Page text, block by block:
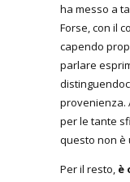
ha messo a
Forse, con il
capendo
parlare
provenienza.
per le tante
questo non è
Per il resto, è